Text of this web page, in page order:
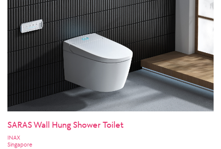
SARAS Wall Hung Shower Toilet
INAX
Singapore